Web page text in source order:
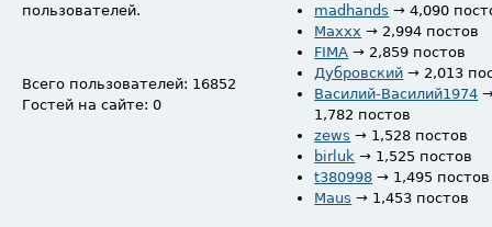
пользователей.
Всего пользователей: 16852
Гостей на сайте: 0
madhands → 4,090
Maxxx → 2,994 постов
FIMA → 2,859 постов
Дубровский → 2,013
Василий-Василий1974
1,782 постов
zews → 1,528 постов
birluk → 1,525 постов
t380998 → 1,495 постов
Maus → 1,453 постов